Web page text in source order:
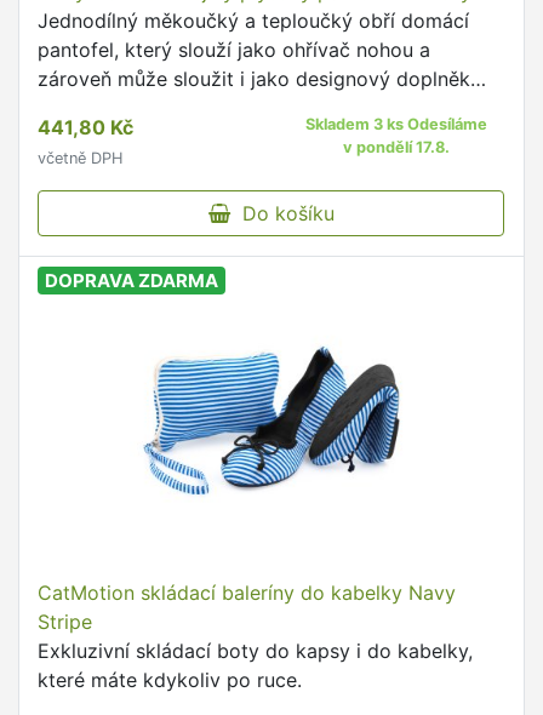
Jednodílný měkoučký a teploučký obří domácí
pantofel, který slouží jako ohřívač nohou a
zároveň může sloužit i jako designový doplněk
441,80 Kč
včetně DPH
Skladem 3 ks Odesíláme
v pondělí 17.8.
Do košíku
DOPRAVA ZDARMA
CatMotion skládací baleríny do kabelky Navy
Stripe
Exkluzivní skládací boty do kapsy i do kabelky,
které máte kdykoliv po ruce.